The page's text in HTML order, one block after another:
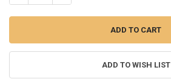
ADD TO WISH LIST